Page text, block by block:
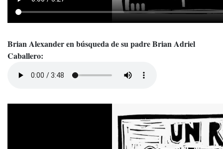
Brian Alexander en búsqueda de su padre Brian Adriel
Caballero: